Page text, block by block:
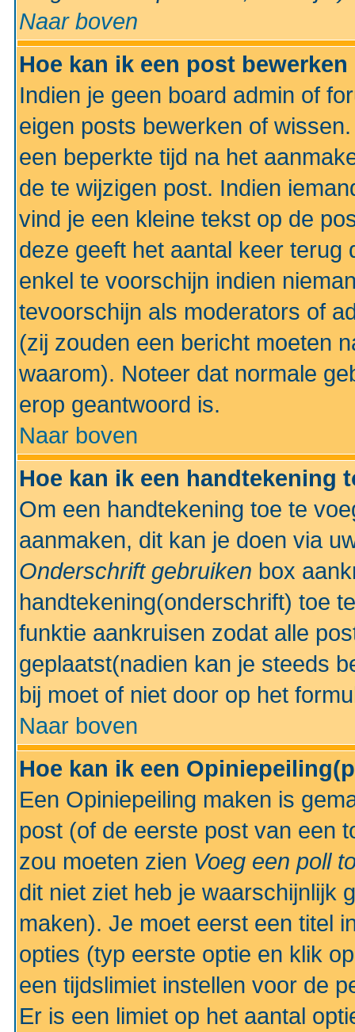
Naar boven
Hoe kan ik een post
Indien je geen board admin of
eigen posts bewerken of
een beperkte tijd na het
de te wijzigen post. Indien
vind je een kleine tekst op de
deze geeft het aantal keer terug
enkel te voorschijn indien
tevoorschijn als moderators of
(zij zouden een bericht moeten
waarom). Noteer dat normale
erop geantwoord is.
Naar boven
Hoe kan ik een handtekening
Om een handtekening toe te
aanmaken, dit kan je doen via
Onderschrift gebruiken box
handtekening(onderschrift) toe
funktie aankruisen zodat alle
geplaatst(nadien kan je steeds
bij moet of niet door op het
Naar boven
Hoe kan ik een
Een Opiniepeiling maken is
post (of de eerste post van een
zou moeten zien Voeg een poll
dit niet ziet heb je waarschijnlijk
maken). Je moet eerst een titel
opties (typ eerste optie en klik
een tijdslimiet instellen voor de
Er is een limiet op het aantal